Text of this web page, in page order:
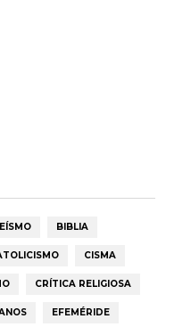
BIBLIA
CISMA
CRÍTICA RELIGIOSA
EFEMÉRIDE